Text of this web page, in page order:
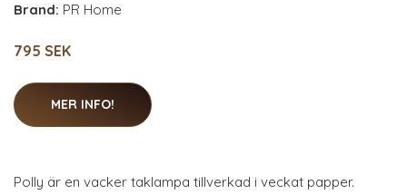
Brand: PR Home
795 SEK
MER INFO!
Polly är en vacker taklampa tillverkad i veckat papper.